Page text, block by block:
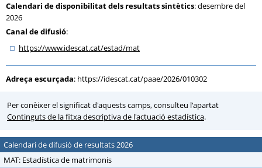
Calendari de disponibilitat dels resultats sintètics: desembre del
2026
Canal de difusió:
https://www.idescat.cat/estad/mat
Adreça escurçada: https://idescat.cat/paae/2026/010302
Per conèixer el significat d'aquests camps, consulteu l'apartat
Continguts de la fitxa descriptiva de l'actuació estadística.
Calendari de difusió de resultats 2026
MAT: Estadística de matrimonis